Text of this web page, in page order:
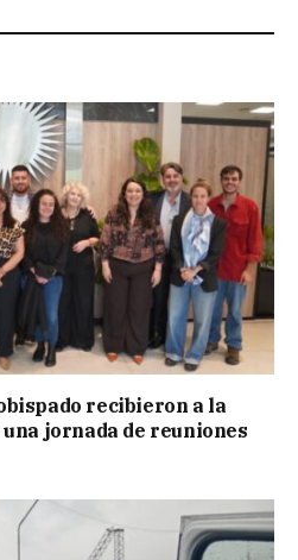
recibieron a la
jornada de reuniones